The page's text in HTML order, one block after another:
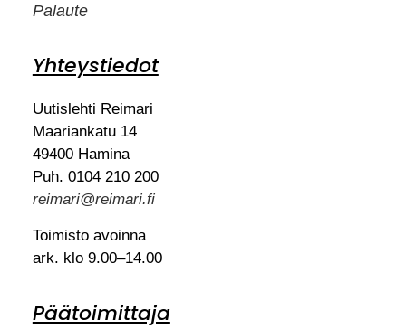
Palaute
Yhteystiedot
Uutislehti Reimari
Maariankatu 14
49400 Hamina
Puh. 0104 210 200
reimari@reimari.fi
Toimisto avoinna
ark. klo 9.00–14.00
Päätoimittaja